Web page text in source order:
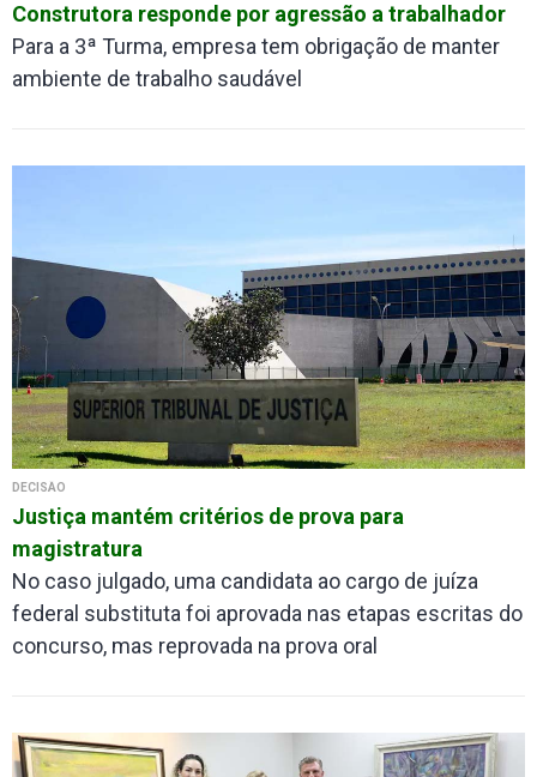
Construtora responde por agressão a trabalhador
Para a 3ª Turma, empresa tem obrigação de manter
ambiente de trabalho saudável
DECISÃO
Justiça mantém critérios de prova para
magistratura
No caso julgado, uma candidata ao cargo de juíza
federal substituta foi aprovada nas etapas escritas do
concurso, mas reprovada na prova oral